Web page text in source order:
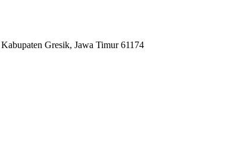
Gresik, Jawa Timur 61174